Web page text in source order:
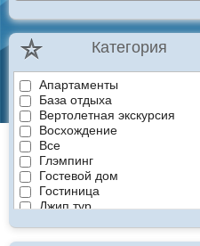
Категория
Апартаменты
База отдыха
Вертолетная экскурсия
Восхождение
Все
Глэмпинг
Гостевой дом
Гостиница
Джип тур